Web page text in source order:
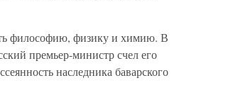
философию, физику и химию. В
премьер-министр счел его
наследника баварского